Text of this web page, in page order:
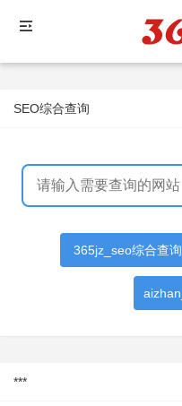
SEO综合查询
365jz_seo综合查询
***